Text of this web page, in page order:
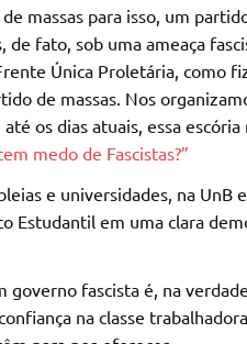
massas para isso, um
de fato, sob uma ameaça
Única Proletária, como
de massas. Nos
os dias atuais, essa
medo de Fascistas?”
e universidades, na UnB
em uma clara
governo fascista é, na
na classe